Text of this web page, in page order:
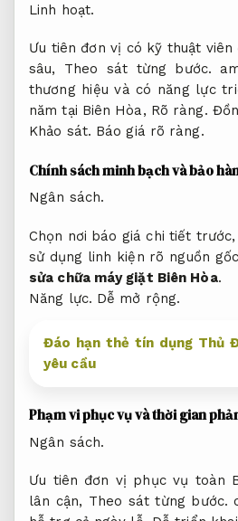
Linh hoạt.
Ưu tiên đơn vị có kỹ thuật viên
sâu, Theo sát từng bước.
thương hiệu và có năng lực
năm tại Biên Hòa, Rõ ràng.
Khảo sát. Báo giá rõ ràng.
Chính sách minh bạch và bảo
Ngân sách.
Chọn nơi báo giá chi tiết trước,
sử dụng linh kiện rõ nguồn
sửa chữa máy giặt Biên Hòa.
Năng lực. Dễ mở rộng.
Đáo hạn thẻ tín dụng Thủ
yêu cầu
Phạm vi phục vụ và thời gian
Ngân sách.
Ưu tiên đơn vị phục vụ toàn
lân cận, Theo sát từng bước.